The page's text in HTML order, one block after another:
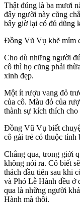
Thật đúng là ba mươi
đây người này cũng
bây giờ lại có đủ dũng
Đồng Vũ Vụ khẽ mỉm
Cho dù những người
cô thì họ cũng phải
xinh đẹp.
Một ít rượu vang đỏ
của cô. Màu đỏ của
thành sự kích thích cho
Đồng Vũ Vụ biết
cô gái trẻ có thuộc tính
Chẳng qua, trong giới
không nói ra. Cô biết
thách đầu tiên sau khi
và Phó Lễ Hành đều ở
qua là những người
Hành mà thôi.